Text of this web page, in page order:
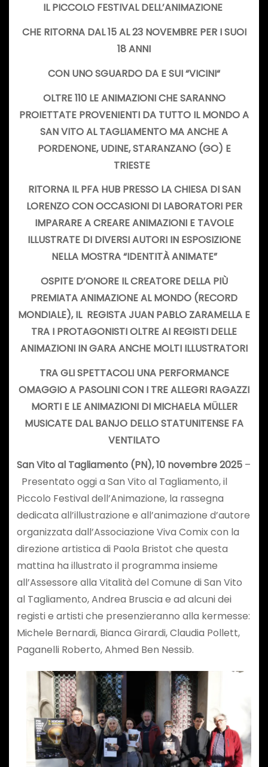
IL PICCOLO FESTIVAL DELL’ANIMAZIONE
CHE RITORNA DAL 15 AL 23 NOVEMBRE PER I SUOI
18 ANNI
CON UNO SGUARDO DA E SUI “VICINI“
OLTRE 110 LE ANIMAZIONI CHE SARANNO
PROIETTATE PROVENIENTI DA TUTTO IL MONDO A
SAN VITO AL TAGLIAMENTO MA ANCHE A
PORDENONE, UDINE, STARANZANO (GO) E
TRIESTE
RITORNA IL PFA HUB PRESSO LA CHIESA DI SAN
LORENZO CON OCCASIONI DI LABORATORI PER
IMPARARE A CREARE ANIMAZIONI E TAVOLE
ILLUSTRATE DI DIVERSI AUTORI IN ESPOSIZIONE
NELLA MOSTRA “IDENTITÀ ANIMATE”
OSPITE D’ONORE IL CREATORE DELLA PIÙ
PREMIATA ANIMAZIONE AL MONDO (RECORD
MONDIALE), IL REGISTA JUAN PABLO ZARAMELLA E
TRA I PROTAGONISTI OLTRE AI REGISTI DELLE
ANIMAZIONI IN GARA ANCHE MOLTI ILLUSTRATORI
TRA GLI SPETTACOLI UNA PERFORMANCE
OMAGGIO A PASOLINI CON I TRE ALLEGRI RAGAZZI
MORTI E LE ANIMAZIONI DI MICHAELA MÜLLER
MUSICATE DAL BANJO DELLO STATUNITENSE FA
VENTILATO
San Vito al Tagliamento (PN), 10 novembre 2025–
Presentato oggi a San Vito al Tagliamento, il
Piccolo Festival dell’Animazione, la rassegna
dedicata all’illustrazione e all’animazione d’autore
organizzata dall’Associazione Viva Comix con la
direzione artistica di Paola Bristot che questa
mattina ha illustrato il programma insieme
all’Assessore alla Vitalità del Comune di San Vito
al Tagliamento, Andrea Bruscia e ad alcuni dei
registi e artisti che presenzieranno alla kermesse:
Michele Bernardi, Bianca Girardi, Claudia Pollett,
Paganelli Roberto, Ahmed Ben Nessib.